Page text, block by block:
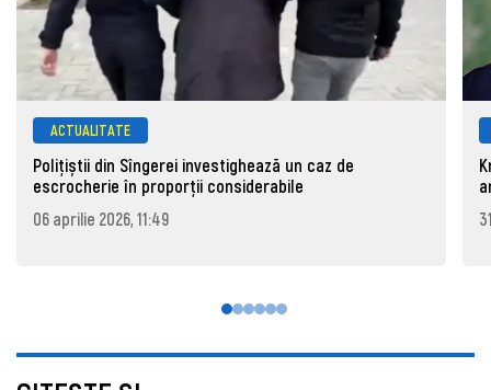
ACTUALITATE
Polițiștii din Sîngerei investighează un caz de
escrocherie în proporții considerabile
06 aprilie 2026, 11:49